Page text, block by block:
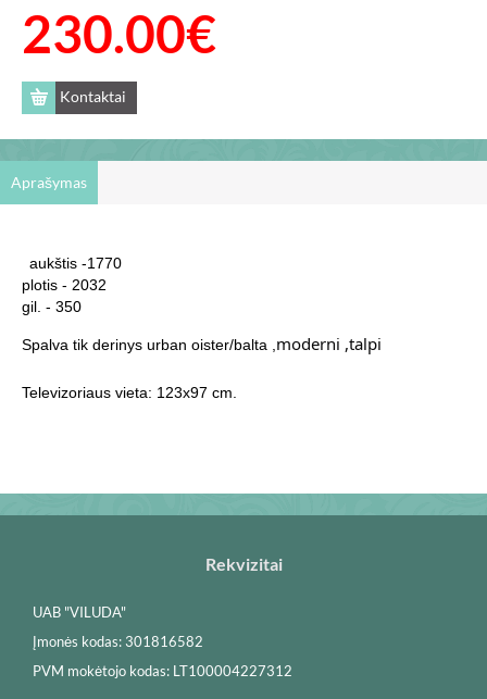
230.00€
Kontaktai
Aprašymas
aukštis -1770
plotis - 2032
gil. - 350
Spalva tik derinys urban oister/balta , moderni ,talpi
Televizoriaus vieta: 123x97 cm.
Rekvizitai
UAB "VILUDA"
Įmonės kodas: 301816582
PVM mokėtojo kodas: LT100004227312